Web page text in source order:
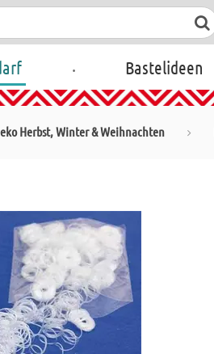
. Bastelideen
Herbst, Winter & Weihnachten